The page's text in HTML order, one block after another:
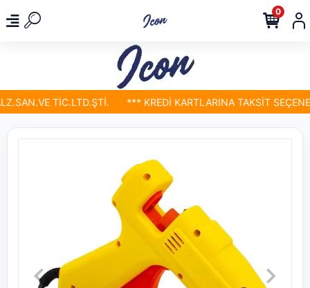
TİC.LTD.ŞTİ. *** KREDİ KARTLARINA TAKSİT
0